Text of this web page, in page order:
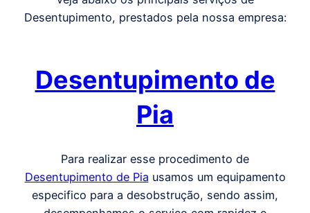
Desentupimento, prestados pela nossa empresa:
Desentupimento de
Pia
Para realizar esse procedimento de
Desentupimento de Pia usamos um equipamento
especifico para a desobstrução, sendo assim,